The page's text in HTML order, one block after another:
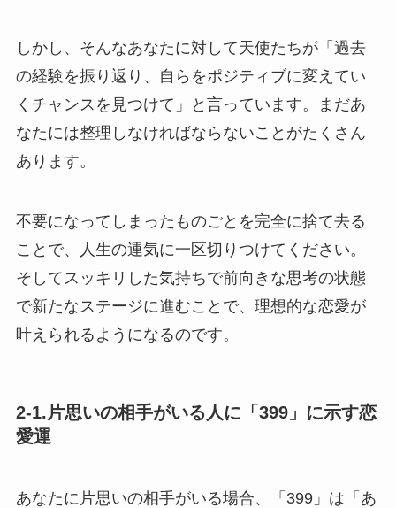
しかし、そんなあなたに対して天使たちが「過去
の経験を振り返り、自らをポジティブに変えてい
くチャンスを見つけて」と言っています。まだあ
なたには整理しなければならないことがたくさん
あります。
不要になってしまったものごとを完全に捨て去る
ことで、人生の運気に一区切りつけてください。
そしてスッキリした気持ちで前向きな思考の状態
で新たなステージに進むことで、理想的な恋愛が
叶えられるようになるのです。
2-1.片思いの相手がいる人に「399」に示す恋
愛運
あなたに片思いの相手がいる場合、「399」は「あ